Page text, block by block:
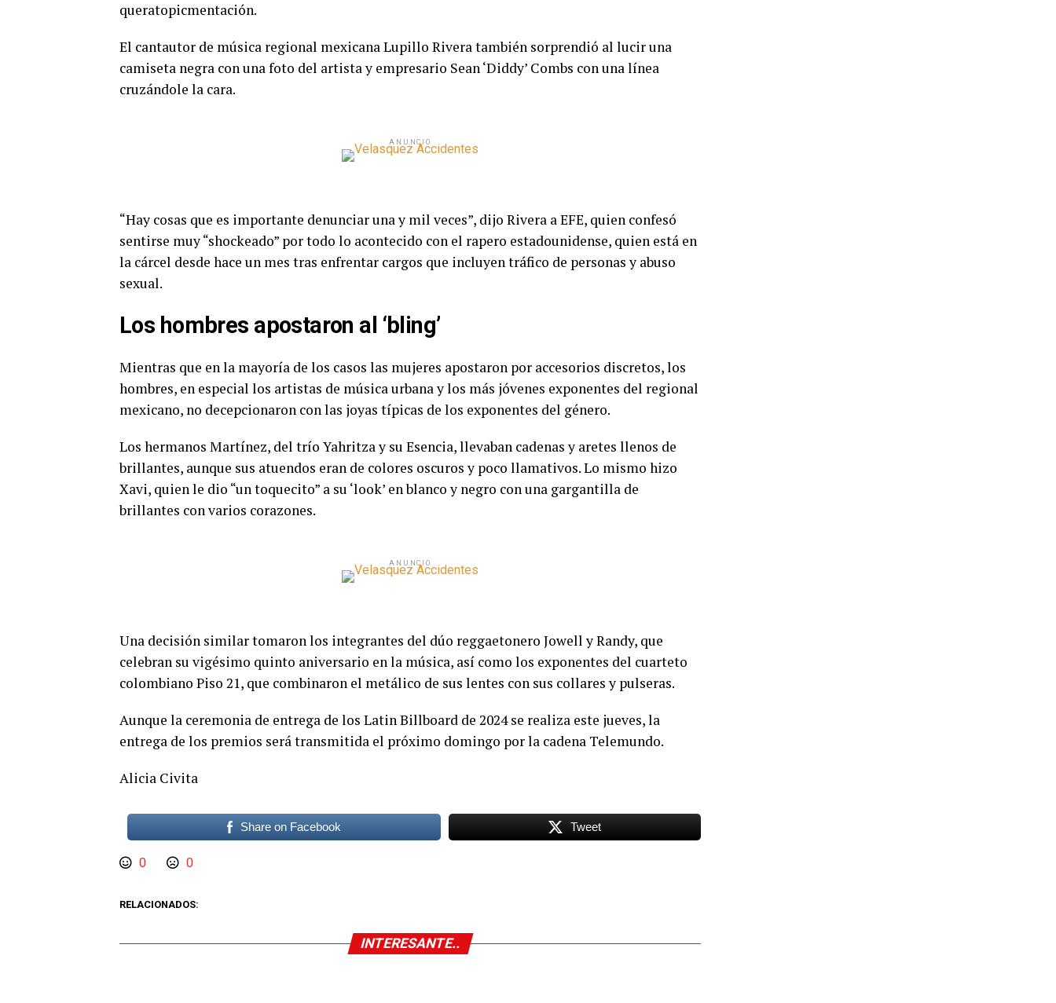
queratopicmentación.
El cantautor de música regional mexicana Lupillo Rivera también sorprendió al lucir una
camiseta negra con una foto del artista y empresario Sean ‘Diddy’ Combs con una línea
cruzándole la cara.
ANUNCIO
“Hay cosas que es importante denunciar una y mil veces”, dijo Rivera a EFE, quien confesó
sentirse muy “shockeado” por todo lo acontecido con el rapero estadounidense, quien está en
la cárcel desde hace un mes tras enfrentar cargos que incluyen tráfico de personas y abuso
sexual.
Los hombres apostaron al ‘bling’
Mientras que en la mayoría de los casos las mujeres apostaron por accesorios discretos, los
hombres, en especial los artistas de música urbana y los más jóvenes exponentes del regional
mexicano, no decepcionaron con las joyas típicas de los exponentes del género.
Los hermanos Martínez, del trío Yahritza y su Esencia, llevaban cadenas y aretes llenos de
brillantes, aunque sus atuendos eran de colores oscuros y poco llamativos. Lo mismo hizo
Xavi, quien le dio “un toquecito” a su ‘look’ en blanco y negro con una gargantilla de
brillantes con varios corazones.
ANUNCIO
Una decisión similar tomaron los integrantes del dúo reggaetonero Jowell y Randy, que
celebran su vigésimo quinto aniversario en la música, así como los exponentes del cuarteto
colombiano Piso 21, que combinaron el metálico de sus lentes con sus collares y pulseras.
Aunque la ceremonia de entrega de los Latin Billboard de 2024 se realiza este jueves, la
entrega de los premios será transmitida el próximo domingo por la cadena Telemundo.
Alicia Civita
Share on Facebook Tweet
0 0
RELACIONADOS:
INTERESANTE..